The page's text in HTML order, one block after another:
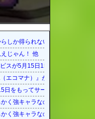
しか得られない栄養素はある
じゃん！ 他
スが5月15日15：00をもって終
エコマナ）』が2023年5月15日
日をもってサービス終了に
く強キャラなの？
く強キャラなの？